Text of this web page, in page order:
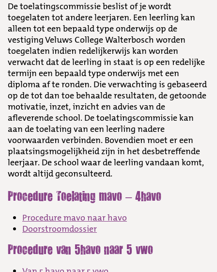
De toelatingscommissie beslist of je wordt
toegelaten tot andere leerjaren. Een leerling kan
alleen tot een bepaald type onderwijs op de
vestiging Veluws College Walterbosch worden
toegelaten indien redelijkerwijs kan worden
verwacht dat de leerling in staat is op een redelijke
termijn een bepaald type onderwijs met een
diploma af te ronden. Die verwachting is gebaseerd
op de tot dan toe behaalde resultaten, de getoonde
motivatie, inzet, inzicht en advies van de
afleverende school. De toelatingscommissie kan
aan de toelating van een leerling nadere
voorwaarden verbinden. Bovendien moet er een
plaatsingsmogelijkheid zijn in het desbetreffende
leerjaar. De school waar de leerling vandaan komt,
wordt altijd geconsulteerd.
Procedure Toelating mavo – 4havo
Procedure mavo naar havo
Doorstroomdossier
Procedure van 5havo naar 5 vwo